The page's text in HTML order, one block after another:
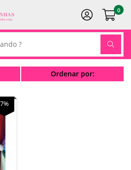
0
Ordenar por:
7%